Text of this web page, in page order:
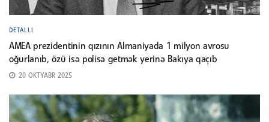
DETALLI
AMEA prezidentinin qızının Almaniyada 1 milyon avrosu
oğurlanıb, özü isə polisə getmək yerinə Bakıya qaçıb
20 OKTYABR 2025